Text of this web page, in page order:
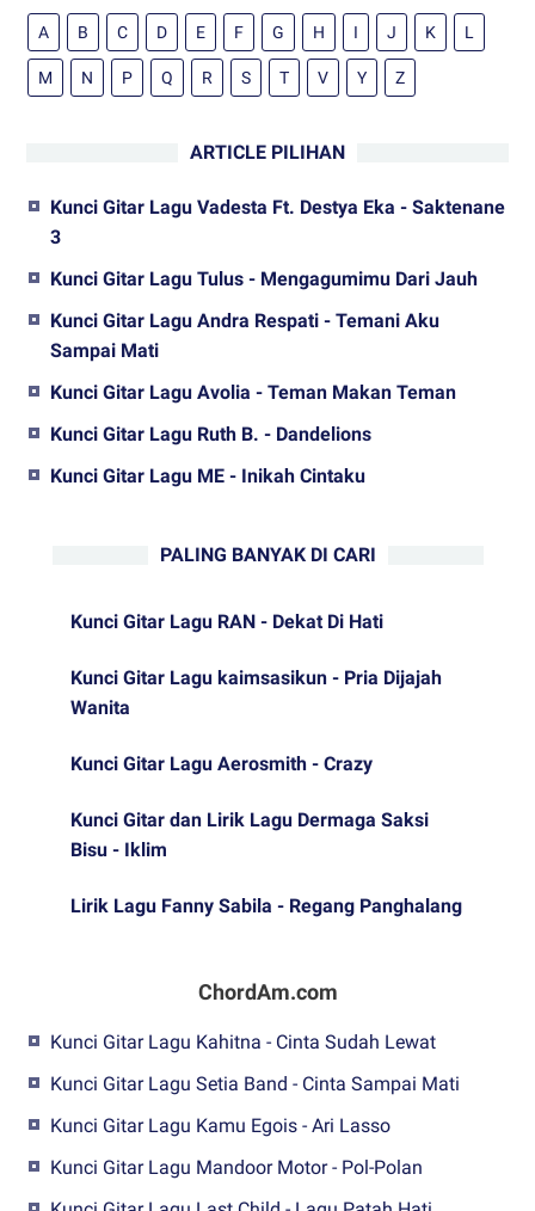
A B C D E F G H I J K L
M N P Q R S T V Y Z
ARTICLE PILIHAN
Kunci Gitar Lagu Vadesta Ft. Destya Eka - Saktenane
3
Kunci Gitar Lagu Tulus - Mengagumimu Dari Jauh
Kunci Gitar Lagu Andra Respati - Temani Aku
Sampai Mati
Kunci Gitar Lagu Avolia - Teman Makan Teman
Kunci Gitar Lagu Ruth B. - Dandelions
Kunci Gitar Lagu ME - Inikah Cintaku
PALING BANYAK DI CARI
Kunci Gitar Lagu RAN - Dekat Di Hati
Kunci Gitar Lagu kaimsasikun - Pria Dijajah
Wanita
Kunci Gitar Lagu Aerosmith - Crazy
Kunci Gitar dan Lirik Lagu Dermaga Saksi
Bisu - Iklim
Lirik Lagu Fanny Sabila - Regang Panghalang
ChordAm.com
Kunci Gitar Lagu Kahitna - Cinta Sudah Lewat
Kunci Gitar Lagu Setia Band - Cinta Sampai Mati
Kunci Gitar Lagu Kamu Egois - Ari Lasso
Kunci Gitar Lagu Mandoor Motor - Pol-Polan